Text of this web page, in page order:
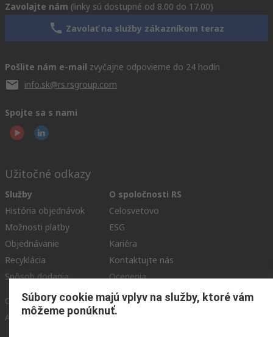
Zavolajte nám (linky sú dostupné od 8.00 do 17.00)
Zavolať na služby zákazníkom teraz
Pošlite nám e-mail zvyčajne odpovieme do 24 hodín
info.sk@rs.rsgroup.com
Spojte sa s nami
Užitočné odkazy
Služby
História objednávok
Možnosti platby
Objednávanie
Recyklácia
Spôsob dodania
O spoločnosti RS
Celosvetovo
ESG
Kariéra
Kontaktujte nás
Ocenenia
Corporate Group
About RS
Súbory cookie majú vplyv na služby, ktoré vám
môžeme ponúknuť.